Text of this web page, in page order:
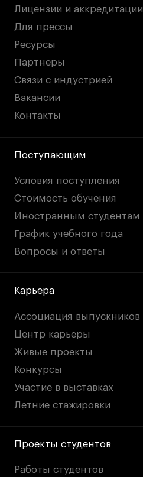
Лицензии и аккредитации
Для прессы
Ресурсы
Партнеры
Связи с индустрией
Вакансии
Контакты
Поступающим
Условия поступления
Стоимость обучения
Иностранным студентам
График учебного года
Вопросы и ответы
Карьера
Ассоциация выпускников
Центр карьеры
Живые проекты
Конкурсы
Участие в выставках
Летние стажировки
Проекты студентов
Работы студентов